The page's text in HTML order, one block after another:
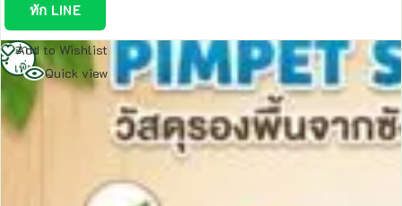
ทัก LINE
Add to Wishlist
Quick view
อ่าน
เพิ่ม